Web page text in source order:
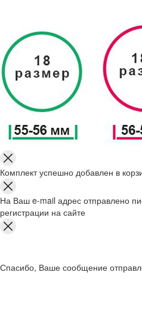
Комплект успешно добавлен в
На Ваш e-mail адрес отправлено
регистрации на сайте
Спасибо, Ваше сообщение